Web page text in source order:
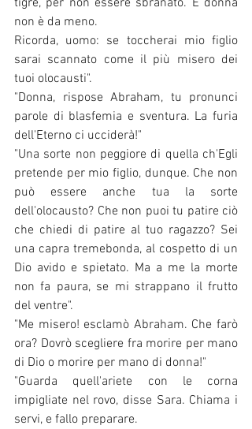
tigre, per non essere sbranato. E donna
non è da meno.
Ricorda, uomo: se toccherai mio figlio
sarai scannato come il più misero dei
tuoi olocausti".
"Donna, rispose Abraham, tu pronunci
parole di blasfemia e sventura. La furia
dell'Eterno ci ucciderà!"
"Una sorte non peggiore di quella ch'Egli
pretende per mio figlio, dunque. Che non
può essere anche tua la sorte
dell'olocausto? Che non puoi tu patire ciò
che chiedi di patire al tuo ragazzo? Sei
una capra tremebonda, al cospetto di un
Dio avido e spietato. Ma a me la morte
non fa paura, se mi strappano il frutto
del ventre".
"Me misero! esclamò Abraham. Che farò
ora? Dovrò scegliere fra morire per mano
di Dio o morire per mano di donna!"
"Guarda quell'ariete con le corna
impigliate nel rovo, disse Sara. Chiama i
servi, e fallo preparare.